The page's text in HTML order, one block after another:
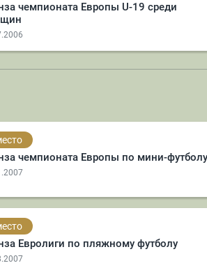
чемпионата Европы U-19 среди
чемпионата Европы по мини-футболу
Евролиги по пляжному футболу